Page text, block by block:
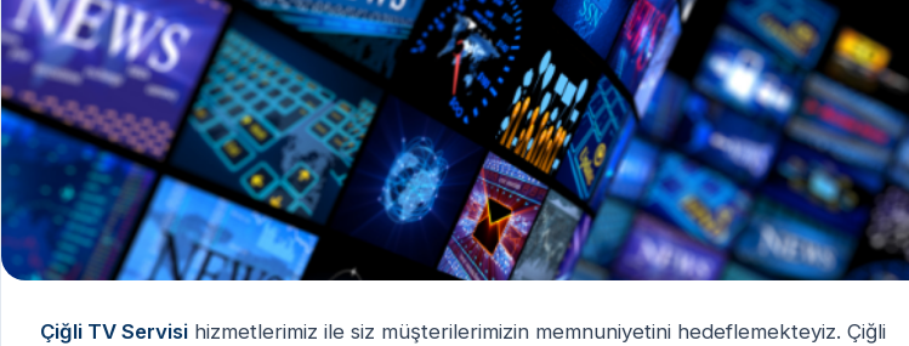
Çiğli TV Servisi hizmetlerimiz ile siz müşterilerimizin memnuniyetini hedeflemekteyiz. Çiğli